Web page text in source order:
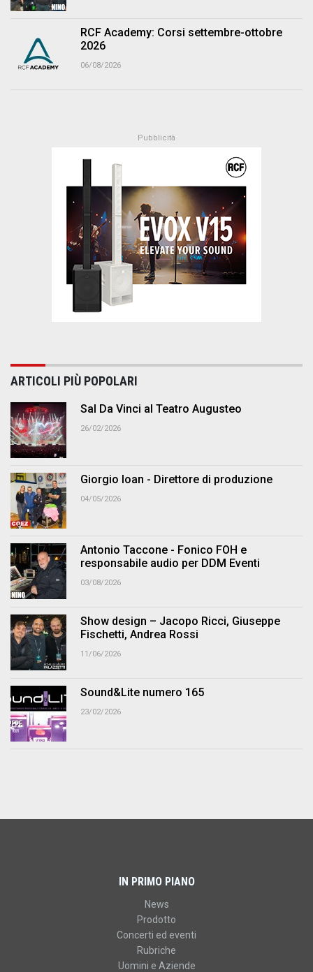
RCF Academy: Corsi settembre-ottobre
2026
06/08/2026
ARTICOLI PIÙ POPOLARI
Sal Da Vinci al Teatro Augusteo
26/02/2026
Giorgio Ioan - Direttore di produzione
04/05/2026
Antonio Taccone - Fonico FOH e
responsabile audio per DDM Eventi
03/08/2026
Show design – Jacopo Ricci, Giuseppe
Fischetti, Andrea Rossi
11/06/2026
Sound&Lite numero 165
23/02/2026
IN PRIMO PIANO
News
Prodotto
Concerti ed eventi
Rubriche
Uomini e Aziende